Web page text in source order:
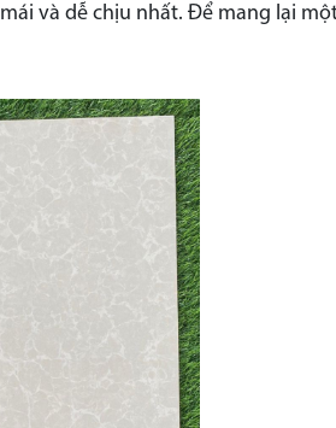
và dễ chịu nhất. Để mang lại